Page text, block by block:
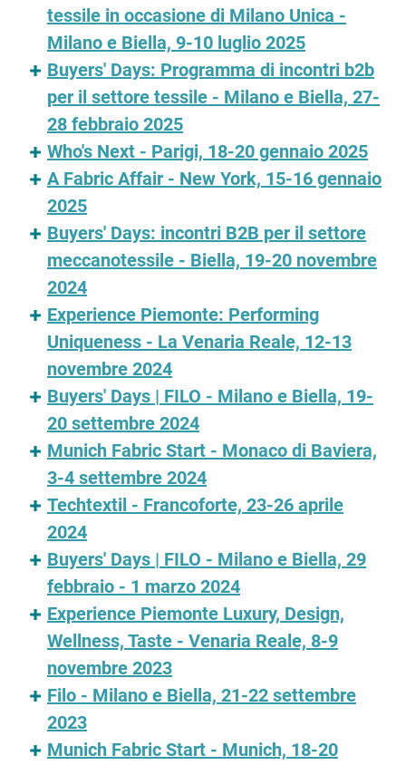
tessile in occasione di Milano Unica -
Milano e Biella, 9-10 luglio 2025
Buyers' Days: Programma di incontri b2b
per il settore tessile - Milano e Biella, 27-
28 febbraio 2025
Who's Next - Parigi, 18-20 gennaio 2025
A Fabric Affair - New York, 15-16 gennaio
2025
Buyers' Days: incontri B2B per il settore
meccanotessile - Biella, 19-20 novembre
2024
Experience Piemonte: Performing
Uniqueness - La Venaria Reale, 12-13
novembre 2024
Buyers' Days | FILO - Milano e Biella, 19-
20 settembre 2024
Munich Fabric Start - Monaco di Baviera,
3-4 settembre 2024
Techtextil - Francoforte, 23-26 aprile
2024
Buyers' Days | FILO - Milano e Biella, 29
febbraio - 1 marzo 2024
Experience Piemonte Luxury, Design,
Wellness, Taste - Venaria Reale, 8-9
novembre 2023
Filo - Milano e Biella, 21-22 settembre
2023
Munich Fabric Start - Munich, 18-20